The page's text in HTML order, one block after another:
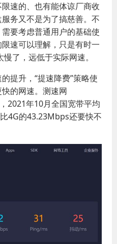
速的、也有能体谅厂商收
务又不是为了搞慈善。不
要考虑普通用户的基础使
速可以理解，只是有时一
了，远低于实际网速。
提升，“提速降费”策略使
的网速。测速网
2021年10月全国宽带平均
4G的43.23Mbps还要快不